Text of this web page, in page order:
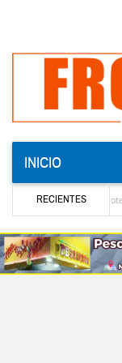
INICIO
RECIENTES
transformador de potencia